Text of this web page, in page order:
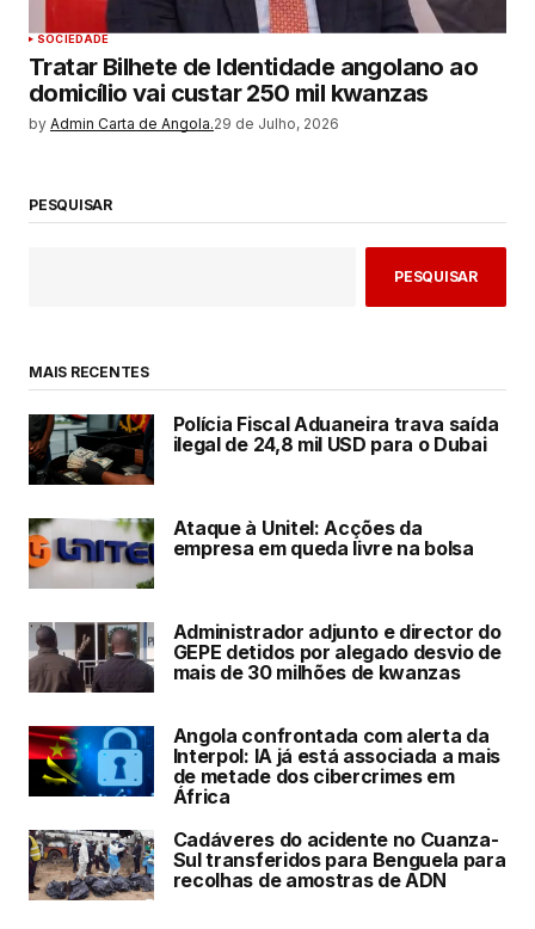
SOCIEDADE
Tratar Bilhete de Identidade angolano ao
domicílio vai custar 250 mil kwanzas
by Admin Carta de Angola.29 de Julho, 2026
PESQUISAR
PESQUISAR
MAIS RECENTES
Polícia Fiscal Aduaneira trava saída
ilegal de 24,8 mil USD para o Dubai
Ataque à Unitel: Acções da
empresa em queda livre na bolsa
Administrador adjunto e director do
GEPE detidos por alegado desvio de
mais de 30 milhões de kwanzas
Angola confrontada com alerta da
Interpol: IA já está associada a mais
de metade dos cibercrimes em
África
Cadáveres do acidente no Cuanza-
Sul transferidos para Benguela para
recolhas de amostras de ADN